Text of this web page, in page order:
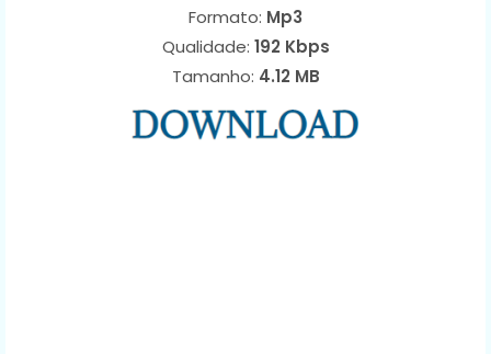
Formato: Mp3
Qualidade: 192 Kbps
Tamanho: 4.12 MB